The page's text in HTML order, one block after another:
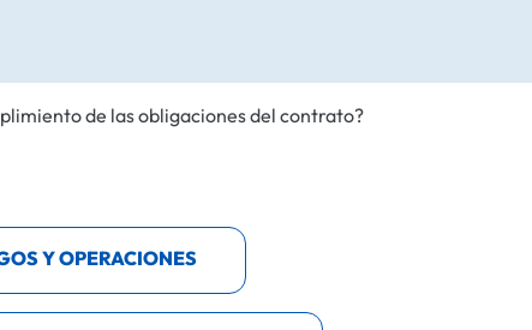
de las obligaciones del contrato?
Y OPERACIONES